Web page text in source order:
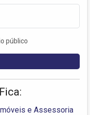
público
e Assessoria